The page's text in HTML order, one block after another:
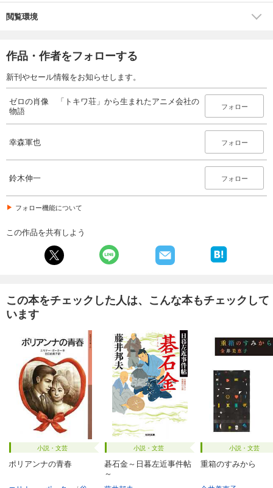
閲覧環境
作品・作者をフォローする
新刊やセール情報をお知らせします。
ゼロの肖像 「トキワ荘」から生まれたアニメ会社の
物語
フォロー
幸森軍也 フォロー
鈴木伸一 フォロー
フォロー機能について
この作品を共有しよう
この本をチェックした人は、こんな本もチェックして
います
小説・文芸
ポリアンナの青春
小説・文芸
碁石金～日暮左近事件帖
～
小説・文芸
重箱のすみから